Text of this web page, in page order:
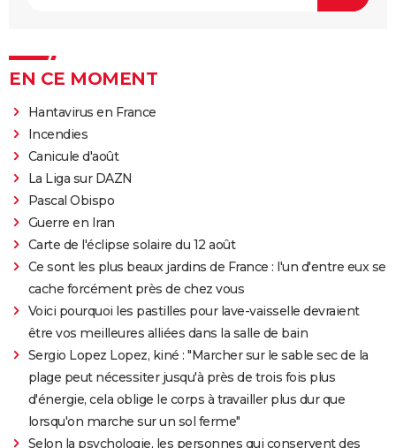
EN CE MOMENT
Hantavirus en France
Incendies
Canicule d'août
La Liga sur DAZN
Pascal Obispo
Guerre en Iran
Carte de l'éclipse solaire du 12 août
Ce sont les plus beaux jardins de France : l'un d'entre eux se
cache forcément près de chez vous
Voici pourquoi les pastilles pour lave-vaisselle devraient
être vos meilleures alliées dans la salle de bain
Sergio Lopez Lopez, kiné : "Marcher sur le sable sec de la
plage peut nécessiter jusqu'à près de trois fois plus
d'énergie, cela oblige le corps à travailler plus dur que
lorsqu'on marche sur un sol ferme"
Selon la psychologie, les personnes qui conservent des